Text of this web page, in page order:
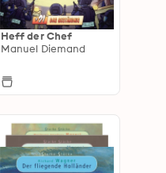
Heff der Chef
Manuel Diemand